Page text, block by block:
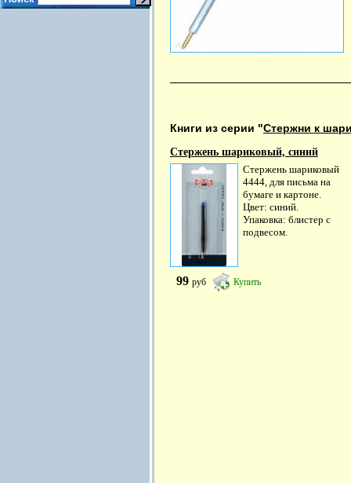
Книги из серии "Стержни к
Стержень шариковый, синий
Стержень шариковый
4444, для письма на
бумаге и картоне.
Цвет: синий.
Упаковка: блистер с
подвесом.
99 руб Купить